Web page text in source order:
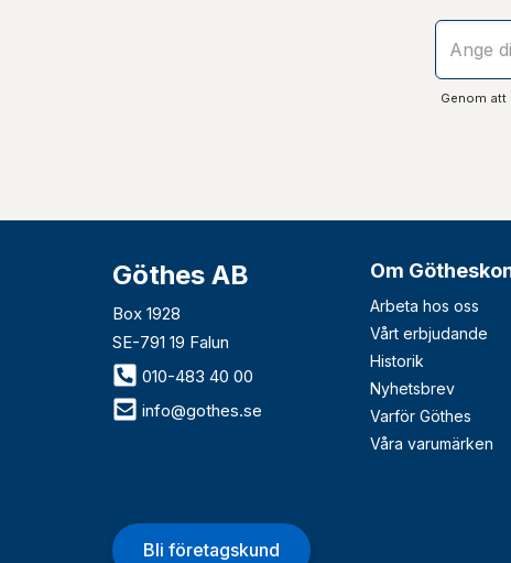
Genom att
Göthes AB
Box 1928
SE-791 19 Falun
010-483 40 00
info@gothes.se
Om
Arbeta hos oss
Vårt erbjudande
Historik
Nyhetsbrev
Varför Göthes
Våra varumärken
Bli företagskund